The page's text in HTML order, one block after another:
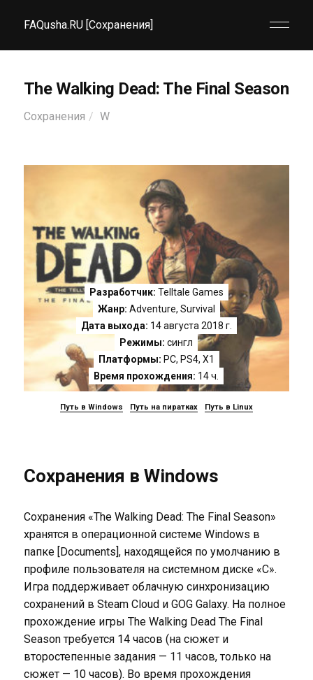
FAQusha.RU [Сохранения]
The Walking Dead: The Final Season
Сохранения W
Разработчик: Telltale Games
Жанр: Adventure, Survival
Дата выхода: 14 августа 2018 г.
Режимы: сингл
Платформы: PC, PS4, X1
Время прохождения: 14 ч.
Путь в Windows Путь на пиратках Путь в Linux
Сохранения в Windows
Сохранения «The Walking Dead: The Final Season»
хранятся в операционной системе Windows в
папке [Documents], находящейся по умолчанию в
профиле пользователя на системном диске «C».
Игра поддерживает облачную синхронизацию
сохранений в Steam Cloud и GOG Galaxy. На полное
прохождение игры The Walking Dead The Final
Season требуется 14 часов (на сюжет и
второстепенные задания — 11 часов, только на
сюжет — 10 часов). Во время прохождения